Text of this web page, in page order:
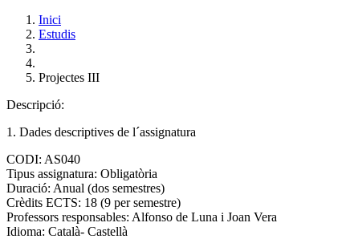
Inici
Estudis
Projectes III
Descripció:
1. Dades descriptives de l´assignatura
CODI: AS040
Tipus assignatura: Obligatòria
Duració: Anual (dos semestres)
Crèdits ECTS: 18 (9 per semestre)
Professors responsables: Alfonso de Luna i Joan Vera
Idioma: Català- Castellà